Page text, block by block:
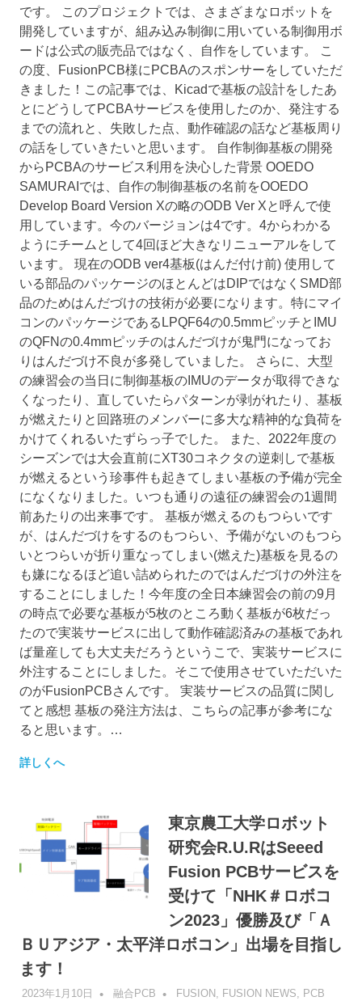
です。 このプロジェクトでは、さまざまなロボットを
開発していますが、組み込み制御に用いている制御用ボ
ードは公式の販売品ではなく、自作をしています。 こ
の度、FusionPCB様にPCBAのスポンサーをしていただ
きました！この記事では、Kicadで基板の設計をしたあ
とにどうしてPCBAサービスを使用したのか、発注する
までの流れと、失敗した点、動作確認の話など基板周り
の話をしていきたいと思います。 自作制御基板の開発
からPCBAのサービス利用を決心した背景 OOEDO
SAMURAIでは、自作の制御基板の名前をOOEDO
Develop Board Version Xの略のODB Ver Xと呼んで使
用しています。今のバージョンは4です。4からわかる
ようにチームとして4回ほど大きなリニューアルをして
います。 現在のODB ver4基板(はんだ付け前) 使用して
いる部品のパッケージのほとんどはDIPではなくSMD部
品のためはんだづけの技術が必要になります。特にマイ
コンのパッケージであるLPQF64の0.5mmピッチとIMU
のQFNの0.4mmピッチのはんだづけが鬼門になってお
りはんだづけ不良が多発していました。 さらに、大型
の練習会の当日に制御基板のIMUのデータが取得できな
くなったり、直していたらパターンが剥がれたり、基板
が燃えたりと回路班のメンバーに多大な精神的な負荷を
かけてくれるいたずらっ子でした。 また、2022年度の
シーズンでは大会直前にXT30コネクタの逆刺しで基板
が燃えるという珍事件も起きてしまい基板の予備が完全
になくなりました。いつも通りの遠征の練習会の1週間
前あたりの出来事です。 基板が燃えるのもつらいです
が、はんだづけをするのもつらい、予備がないのもつら
いとつらいが折り重なってしまい(燃えた)基板を見るの
も嫌になるほど追い詰められたのではんだづけの外注を
することにしました！今年度の全日本練習会の前の9月
の時点で必要な基板が5枚のところ動く基板が6枚だっ
たので実装サービスに出して動作確認済みの基板であれ
ば量産しても大丈夫だろうというこで、実装サービスに
外注することにしました。そこで使用させていただいた
のがFusionPCBさんです。 実装サービスの品質に関し
てと感想 基板の発注方法は、こちらの記事が参考にな
ると思います。…
詳しくへ
東京農工大学ロボット
研究会R.U.RはSeeed
Fusion PCBサービスを
受けて「NHK＃ロボコ
ン2023」優勝及び「Ａ
ＢＵアジア・太平洋ロボコン」出場を目指し
ます！
2023年1月10日 融合PCB FUSION , FUSION NEWS, PCB